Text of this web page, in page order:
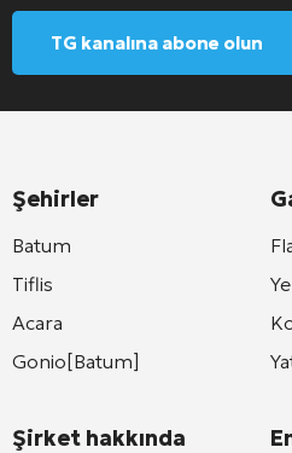
TG kanalına abone olun
Şehirler
Batum
Tiflis
Acara
Gonio[Batum]
Şirket hakkında